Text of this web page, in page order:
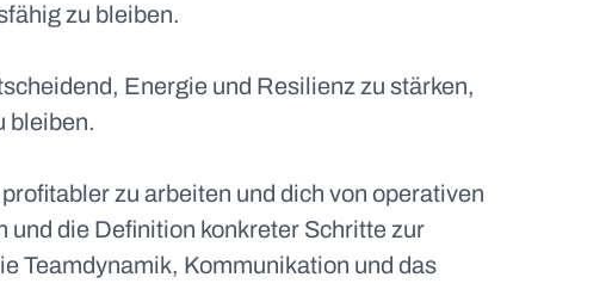
zu bleiben.
Energie und Resilienz zu stärken,
bleiben.
zu arbeiten und dich von operativen
die Definition konkreter Schritte zur
Teamdynamik, Kommunikation und das